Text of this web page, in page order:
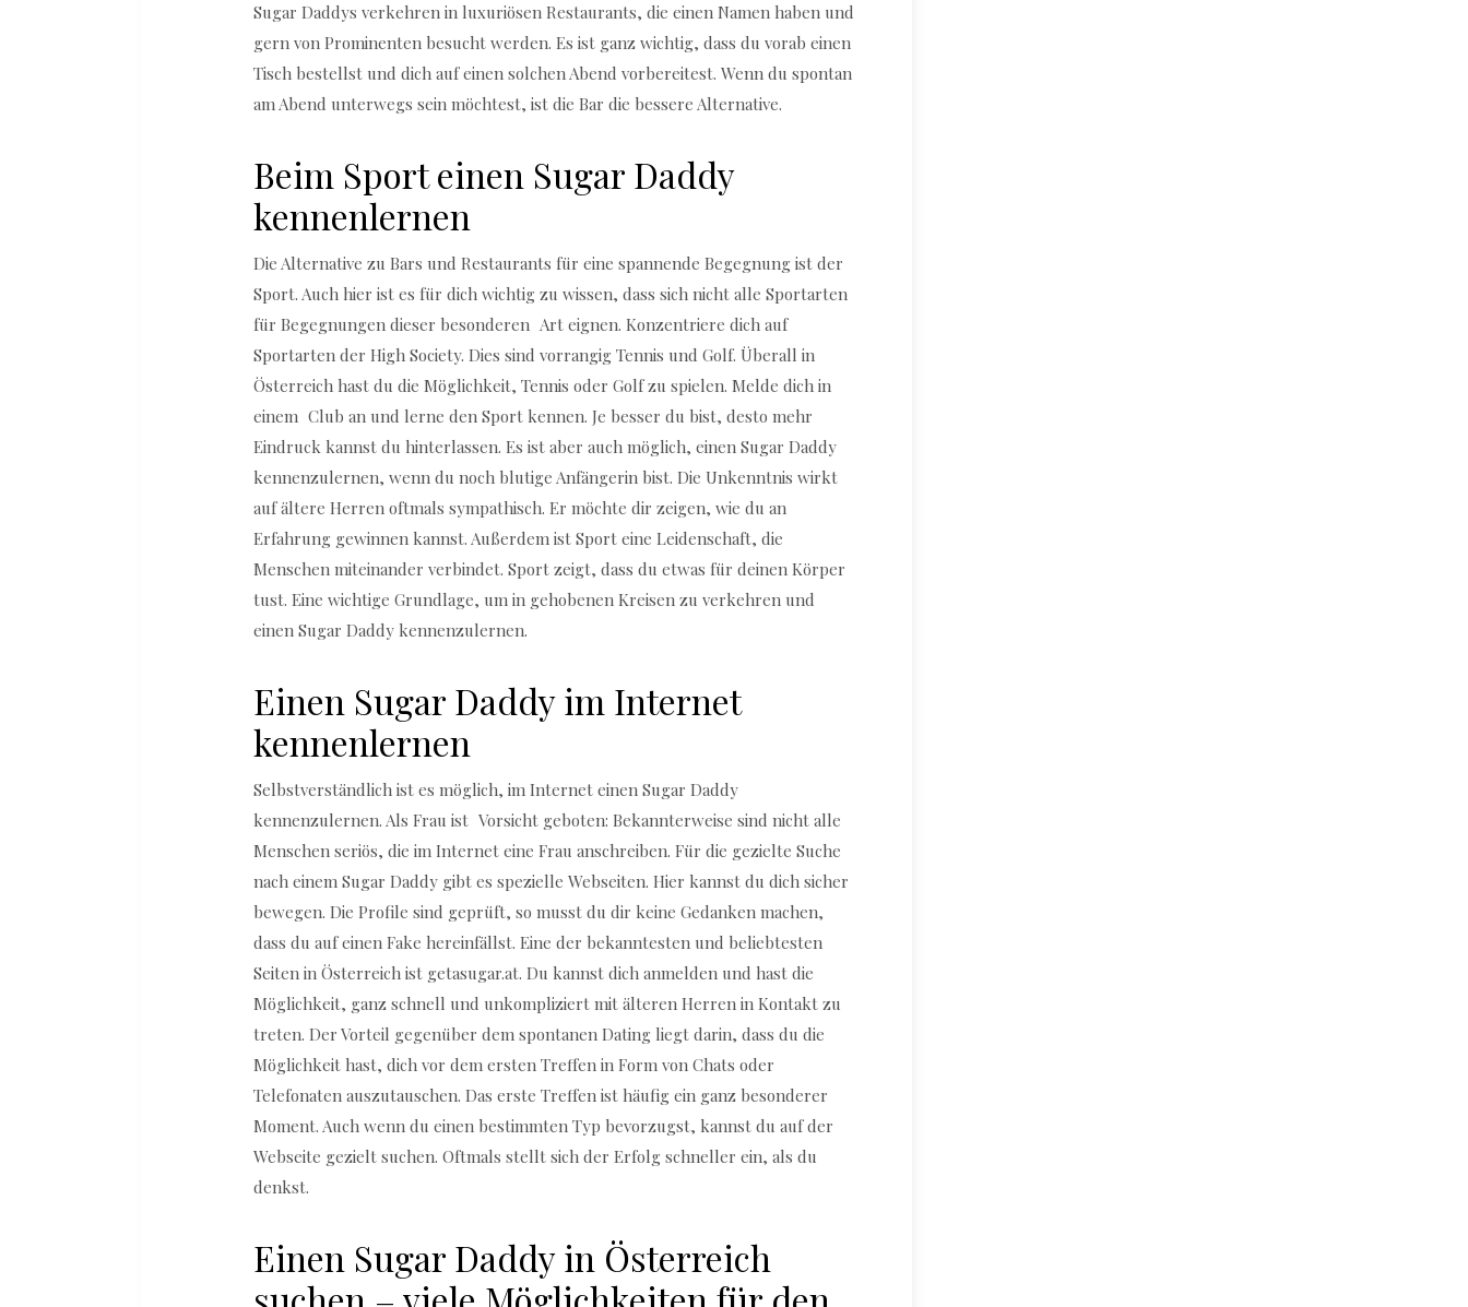
Sugar Daddys verkehren in luxuriösen Restaurants, die einen Namen haben und
gern von Prominenten besucht werden. Es ist ganz wichtig, dass du vorab einen
Tisch bestellst und dich auf einen solchen Abend vorbereitest. Wenn du spontan
am Abend unterwegs sein möchtest, ist die Bar die bessere Alternative.
Beim Sport einen Sugar Daddy
kennenlernen
Die Alternative zu Bars und Restaurants für eine spannende Begegnung ist der
Sport. Auch hier ist es für dich wichtig zu wissen, dass sich nicht alle Sportarten
für Begegnungen dieser besonderen Art eignen. Konzentriere dich auf
Sportarten der High Society. Dies sind vorrangig Tennis und Golf. Überall in
Österreich hast du die Möglichkeit, Tennis oder Golf zu spielen. Melde dich in
einem Club an und lerne den Sport kennen. Je besser du bist, desto mehr
Eindruck kannst du hinterlassen. Es ist aber auch möglich, einen Sugar Daddy
kennenzulernen, wenn du noch blutige Anfängerin bist. Die Unkenntnis wirkt
auf ältere Herren oftmals sympathisch. Er möchte dir zeigen, wie du an
Erfahrung gewinnen kannst. Außerdem ist Sport eine Leidenschaft, die
Menschen miteinander verbindet. Sport zeigt, dass du etwas für deinen Körper
tust. Eine wichtige Grundlage, um in gehobenen Kreisen zu verkehren und
einen Sugar Daddy kennenzulernen.
Einen Sugar Daddy im Internet
kennenlernen
Selbstverständlich ist es möglich, im Internet einen Sugar Daddy
kennenzulernen. Als Frau ist Vorsicht geboten: Bekannterweise sind nicht alle
Menschen seriös, die im Internet eine Frau anschreiben. Für die gezielte Suche
nach einem Sugar Daddy gibt es spezielle Webseiten. Hier kannst du dich sicher
bewegen. Die Profile sind geprüft, so musst du dir keine Gedanken machen,
dass du auf einen Fake hereinfällst. Eine der bekanntesten und beliebtesten
Seiten in Österreich ist getasugar.at. Du kannst dich anmelden und hast die
Möglichkeit, ganz schnell und unkompliziert mit älteren Herren in Kontakt zu
treten. Der Vorteil gegenüber dem spontanen Dating liegt darin, dass du die
Möglichkeit hast, dich vor dem ersten Treffen in Form von Chats oder
Telefonaten auszutauschen. Das erste Treffen ist häufig ein ganz besonderer
Moment. Auch wenn du einen bestimmten Typ bevorzugst, kannst du auf der
Webseite gezielt suchen. Oftmals stellt sich der Erfolg schneller ein, als du
denkst.
Einen Sugar Daddy in Österreich